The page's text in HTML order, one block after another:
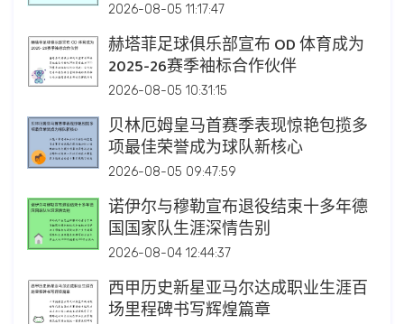
2026-08-05 11:17:47
赫塔菲足球俱乐部宣布 OD 体育成为
2025-26赛季袖标合作伙伴
2026-08-05 10:31:15
贝林厄姆皇马首赛季表现惊艳包揽多
项最佳荣誉成为球队新核心
2026-08-05 09:47:59
诺伊尔与穆勒宣布退役结束十多年德
国国家队生涯深情告别
2026-08-04 12:44:37
西甲历史新星亚马尔达成职业生涯百
场里程碑书写辉煌篇章